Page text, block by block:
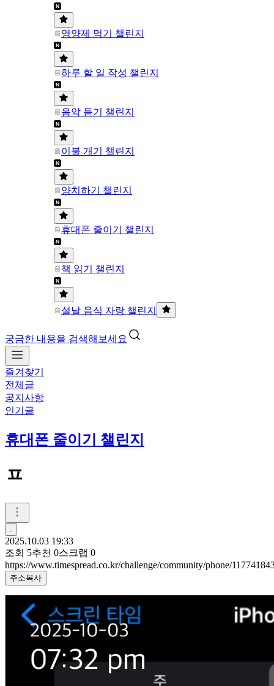
영양제 먹기 챌린지
하루 할 일 작성 챌린지
음악 듣기 챌린지
이불 개기 챌린지
양치하기 챌린지
휴대폰 줄이기 챌린지
책 읽기 챌린지
설날 음식 자랑 챌린지
궁금한 내용을 검색해보세요
즐겨찾기
전체글
공지사항
인기글
휴대폰 줄이기 챌린지
ㅍ
2025.10.03 19:33
조회 5추천 0스크랩 0
https://www.timespread.co.kr/challenge/community/phone/
주소복사